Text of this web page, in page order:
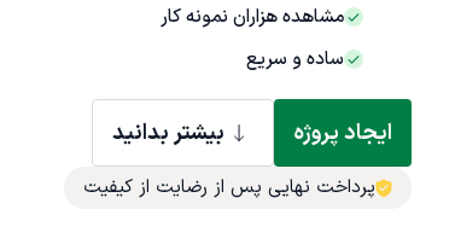
مشاهده هزاران نمونه کار
ساده و سریع
ایجاد پروژه بیشتر بدانید
پرداخت نهایی پس از رضایت از کیفیت